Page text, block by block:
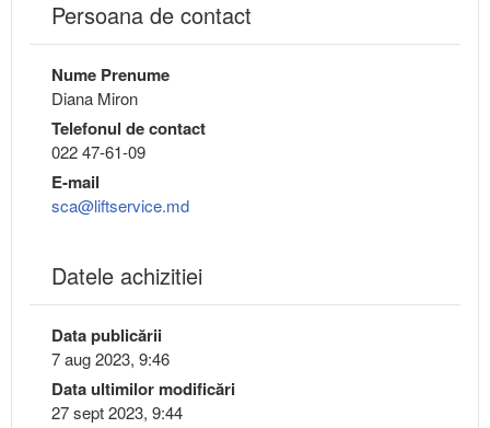
Persoana de contact
Nume Prenume
Diana Miron
Telefonul de contact
022 47-61-09
E-mail
sca@liftservice.md
Datele achizitiei
Data publicării
7 aug 2023, 9:46
Data ultimilor modificări
27 sept 2023, 9:44